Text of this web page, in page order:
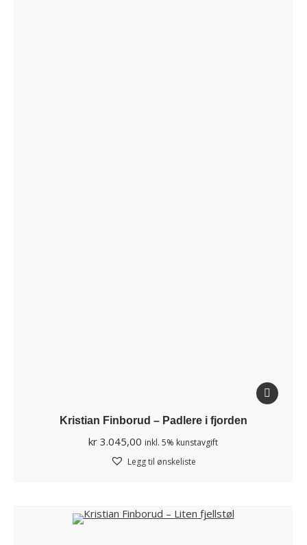
Kristian Finborud – Padlere i fjorden
kr 3.045,00 inkl. 5% kunstavgift
Legg til ønskeliste